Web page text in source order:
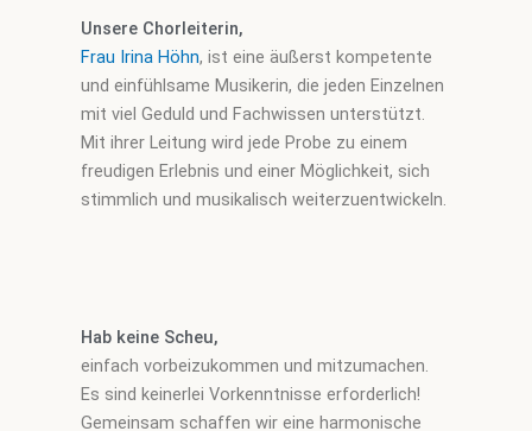
Unsere Chorleiterin,
Frau Irina Höhn, ist eine äußerst kompetente
und einfühlsame Musikerin, die jeden Einzelnen
mit viel Geduld und Fachwissen unterstützt.
Mit ihrer Leitung wird jede Probe zu einem
freudigen Erlebnis und einer Möglichkeit, sich
stimmlich und musikalisch weiterzuentwickeln.
Hab keine Scheu,
einfach vorbeizukommen und mitzumachen.
Es sind keinerlei Vorkenntnisse erforderlich!
Gemeinsam schaffen wir eine harmonische